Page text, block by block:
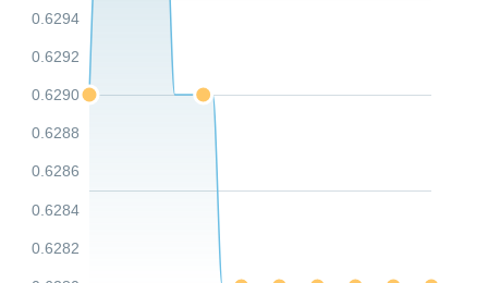
0.6282
0.6284
0.6286
0.6288
0.6290
0.6292
0.6294